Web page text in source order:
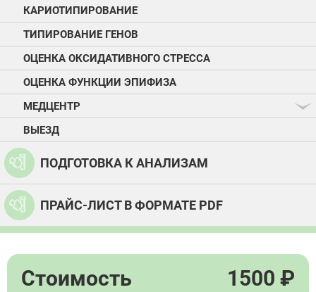
КАРИОТИПИРОВАНИЕ
ТИПИРОВАНИЕ ГЕНОВ
ОЦЕНКА ОКСИДАТИВНОГО СТРЕССА
ОЦЕНКА ФУНКЦИИ ЭПИФИЗА
МЕДЦЕНТР
ВЫЕЗД
ПОДГОТОВКА К АНАЛИЗАМ
ПРАЙС-ЛИСТ В ФОРМАТЕ PDF
Стоимость 1500 ₽